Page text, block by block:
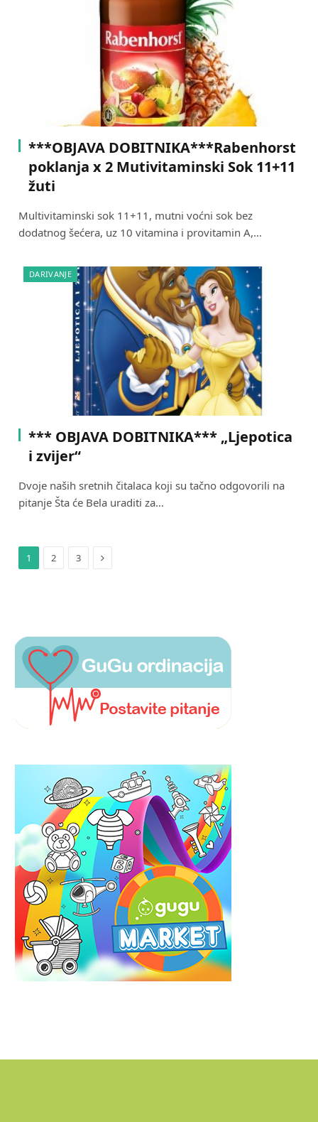
***OBJAVA DOBITNIKA***Rabenhorst
poklanja x 2 Mutivitaminski Sok 11+11
žuti
Multivitaminski sok 11+11, mutni voćni sok bez
dodatnog šećera, uz 10 vitamina i provitamin A,…
DARIVANJE
*** OBJAVA DOBITNIKA*** „Ljepotica
i zvijer“
Dvoje naših sretnih čitalaca koji su tačno odgovorili na
pitanje Šta će Bela uraditi za…
1 2 3 Next